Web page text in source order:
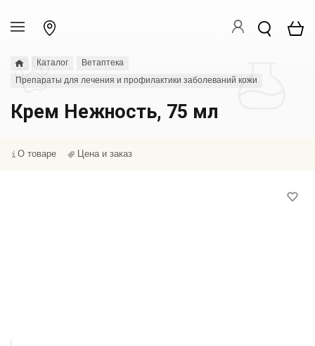
Каталог
Ветаптека
Препараты для лечения и профилактики заболеваний кожи
Крем Нежность, 75 мл
О товаре Цена и заказ